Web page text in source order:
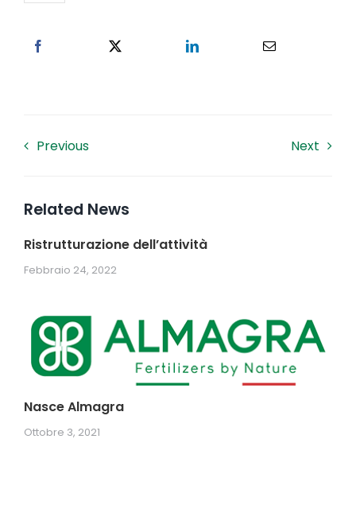
Previous Next
Related News
Ristrutturazione dell’attività
Febbraio 24, 2022
Nasce Almagra
Ottobre 3, 2021